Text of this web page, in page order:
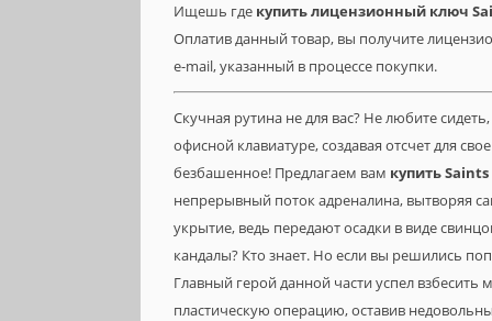
Ищешь где купить лицензионный ключ
Оплатив данный товар, вы получите
e-mail, указанный в процессе покупки.
Скучная рутина не для вас? Не любите
офисной клавиатуре, создавая отсчет для
безбашенное! Предлагаем вам купить Saints
непрерывный поток адреналина, вытворяя
укрытие, ведь передают осадки в виде
кандалы? Кто знает. Но если вы решились
Главный герой данной части успел
пластическую операцию, оставив